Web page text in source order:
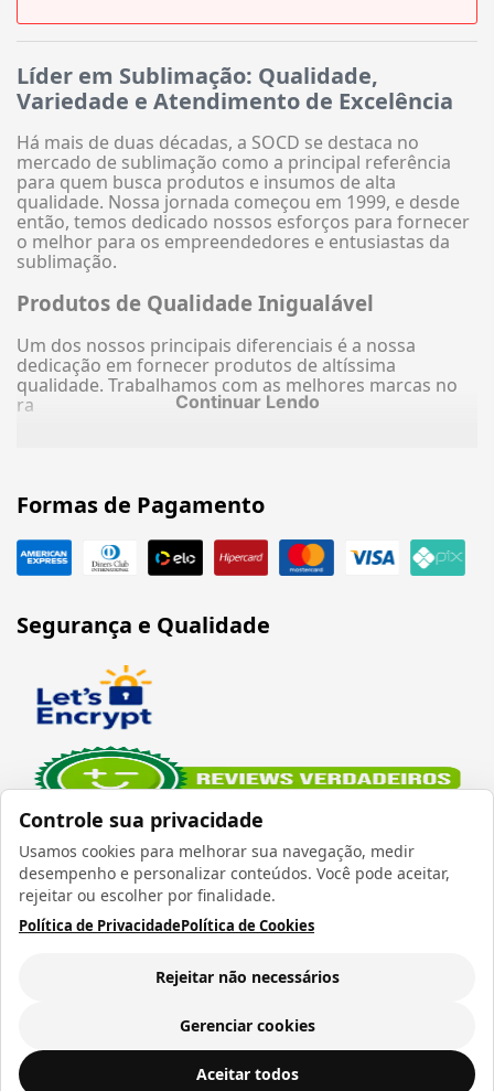
Controle sua privacidade
Usamos cookies para melhorar sua navegação, medir
desempenho e personalizar conteúdos. Você pode aceitar,
rejeitar ou escolher por finalidade.
Política de PrivacidadePolítica de Cookies
Rejeitar não necessários
Gerenciar cookies
Aceitar todos
Caneca para Sublimação Splash Fosca Vermelha - 325ml
Líder em Sublimação: Qualidade,
Variedade e Atendimento de Excelência
Há mais de duas décadas, a SOCD se destaca no
mercado de sublimação como a principal referência
para quem busca produtos e insumos de alta
qualidade. Nossa jornada começou em 1999, e desde
então, temos dedicado nossos esforços para fornecer
o melhor para os empreendedores e entusiastas da
sublimação.
Produtos de Qualidade Inigualável
Um dos nossos principais diferenciais é a nossa
dedicação em fornecer produtos de altíssima
qualidade. Trabalhamos com as melhores marcas no
ra
Continuar Lendo
Formas de Pagamento
Segurança e Qualidade
Verificada por
Todos os direitos reservados 1999 - 2026 | CRIDON
COMÉRCIO LTDA EPP | CNPJ: 07.686.203/0001-22